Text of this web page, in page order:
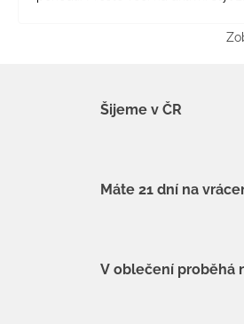
Šijeme v ČR
Máte 21 dní na
V oblečení proběhá